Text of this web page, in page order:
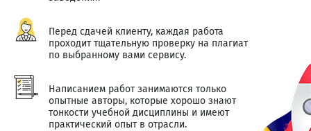
Перед сдачей клиенту, каждая работа
проходит тщательную проверку на плагиат
по выбранному вами сервису.
Написанием работ занимаются только
опытные авторы, которые хорошо знают
тонкости учебной дисциплины и имеют
практический опыт в отрасли.